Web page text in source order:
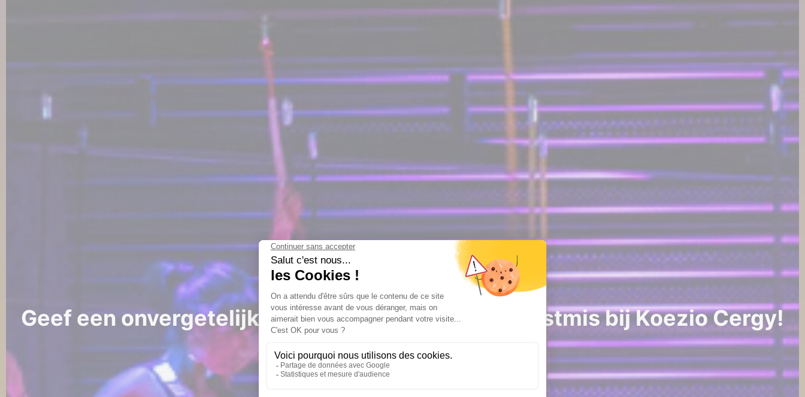
Geef een onvergetelijke ervaring cadeau voor Kerstmis bij Koezio Cergy!